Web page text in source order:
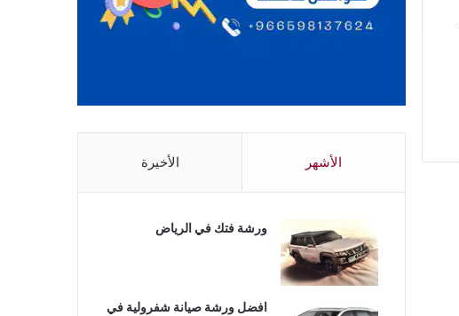
الأشهر الأخيرة
ورشة فتك في الرياض
افضل ورشة صيانة شفرولية في